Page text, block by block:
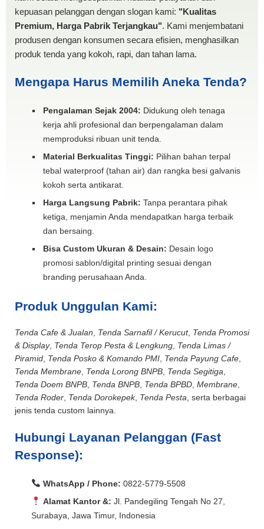
kepuasan pelanggan dengan slogan kami: "Kualitas
Premium, Harga Pabrik Terjangkau". Kami menjembatani
produsen dengan konsumen secara efisien, menghasilkan
produk tenda yang kokoh, rapi, dan tahan lama.
Mengapa Harus Memilih Aneka Tenda?
Pengalaman Sejak 2004: Didukung oleh tenaga
kerja ahli profesional dan berpengalaman dalam
memproduksi ribuan unit tenda.
Material Berkualitas Tinggi: Pilihan bahan terpal
tebal waterproof (tahan air) dan rangka besi galvanis
kokoh serta antikarat.
Harga Langsung Pabrik: Tanpa perantara pihak
ketiga, menjamin Anda mendapatkan harga terbaik
dan bersaing.
Bisa Custom Ukuran & Desain: Desain logo
promosi sablon/digital printing sesuai dengan
branding perusahaan Anda.
Produk Unggulan Kami:
Tenda Cafe & Jualan Tenda Sarnafil / Kerucut, Tenda Promosi
& Display, Tenda Terop Pesta & Lengkung Tenda Limas /
Piramid Tenda Posko & Komando PMI Tenda Payung Cafe
Tenda Membrane Tenda Lorong BNPB Tenda Segitiga
Tenda Doem BNPB Tenda BNPB Tenda BPBD Membrane
Tenda Roder Tenda Dorokepek, Tenda Pesta , serta berbagai
jenis tenda custom lainnya.
Hubungi Layanan Pelanggan (Fast
Response):
WhatsApp / Phone: 0822-5779-5508
Alamat Kantor &: Jl. Pandegiling Tengah No 27,
Surabaya, Jawa Timur, Indonesia